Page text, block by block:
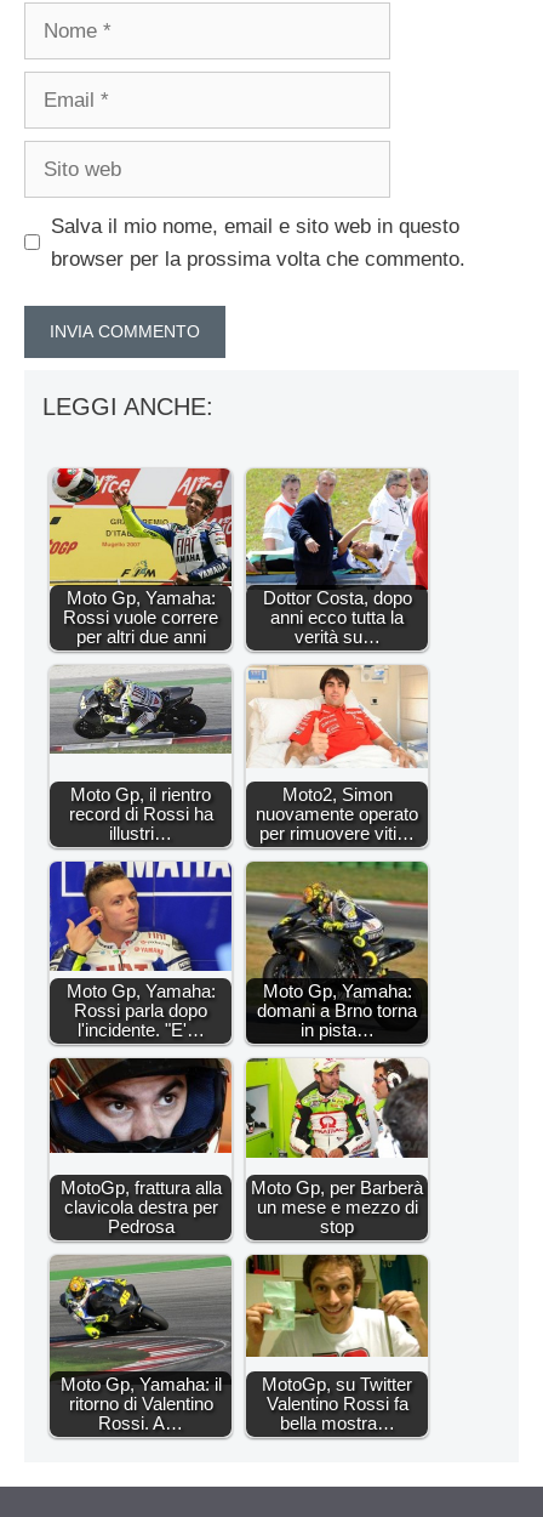
Salva il mio nome, email e sito web in questo
browser per la prossima volta che commento.
LEGGI ANCHE:
Moto Gp, Yamaha:
Rossi vuole correre
per altri due anni
Dottor Costa, dopo
anni ecco tutta la
verità su…
Moto Gp, il rientro
record di Rossi ha
illustri…
Moto2, Simon
nuovamente operato
per rimuovere viti…
Moto Gp, Yamaha:
Rossi parla dopo
l'incidente. "E'…
Moto Gp, Yamaha:
domani a Brno torna
in pista…
MotoGp, frattura alla
clavicola destra per
Pedrosa
Moto Gp, per Barberà
un mese e mezzo di
stop
Moto Gp, Yamaha: il
ritorno di Valentino
Rossi. A…
MotoGp, su Twitter
Valentino Rossi fa
bella mostra…